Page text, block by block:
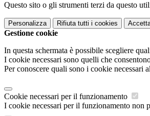
Questo sito o gli strumenti terzi da questo
Personalizza Rifiuta tutti i cookies
Gestione cookie
In questa schermata è possibile scegliere
I cookie necessari sono quelli che
Per conoscere quali sono i cookie necessari
Cookie necessari per il funzionamento
I cookie necessari per il funzionamento non